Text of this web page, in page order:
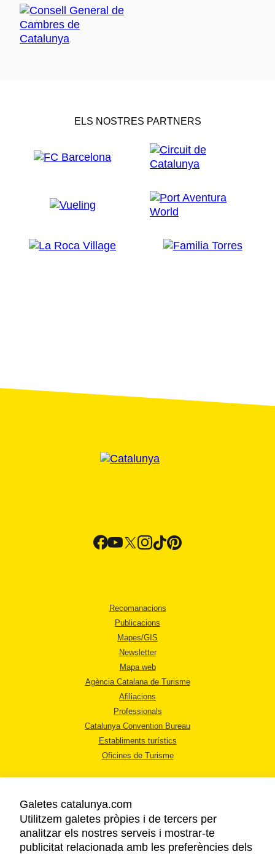
ELS NOSTRES PARTNERS
Recomanacions
Publicacions
Mapes/GIS
Newsletter
Mapa web
Agència Catalana de Turisme
Afiliacions
Professionals
Catalunya Convention Bureau
Establiments turístics
Oficines de Turisme
AVÍS LEGAL
Galetes catalunya.com
Utilitzem galetes pròpies i de tercers per
analitzar els nostres serveis i mostrar-te
publicitat relacionada amb les preferències dels